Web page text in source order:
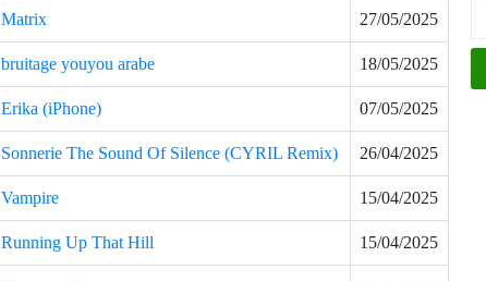
Matrix 27/05/2025
bruitage youyou arabe 18/05/2025
Erika (iPhone) 07/05/2025
Sonnerie The Sound Of Silence (CYRIL Remix) 26/04/2025
Vampire 15/04/2025
Running Up That Hill 15/04/2025